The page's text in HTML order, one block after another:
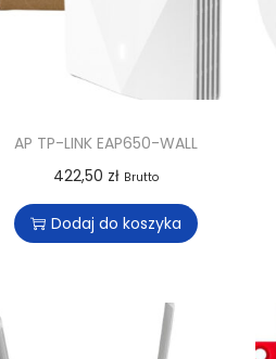
AP TP-LINK EAP650-WALL
422,50 zł Brutto
Dodaj do koszyka